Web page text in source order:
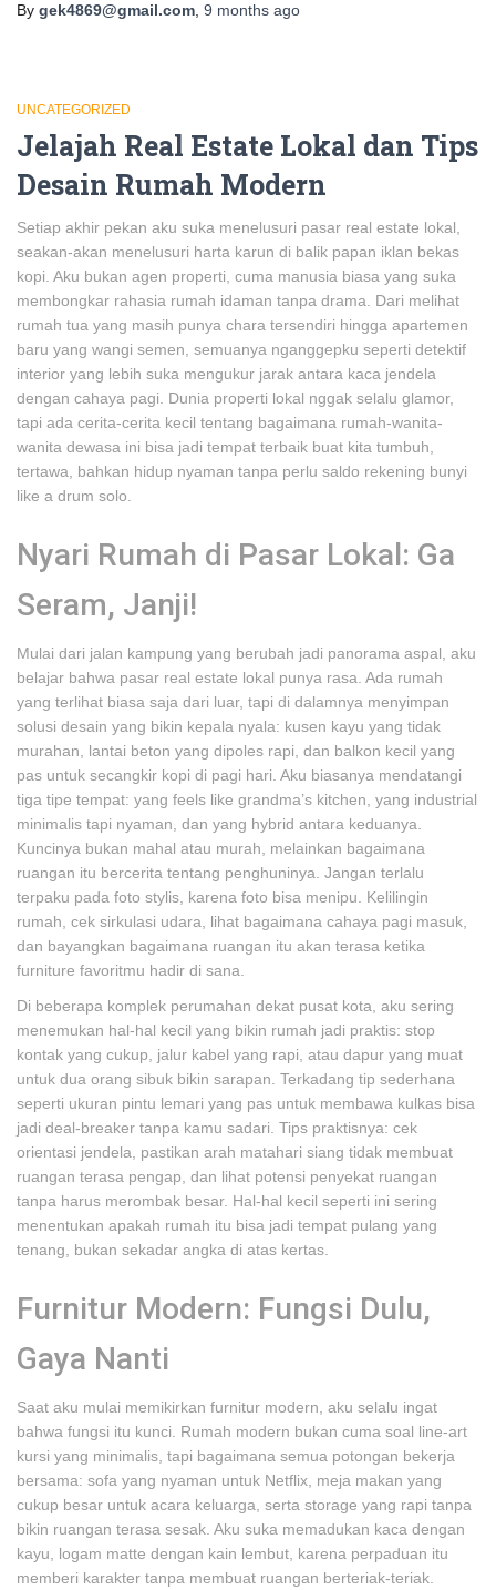
By gek4869@gmail.com 9 months ago
UNCATEGORIZED
Jelajah Real Estate Lokal dan Tips
Desain Rumah Modern
Setiap akhir pekan aku suka menelusuri pasar real estate lokal,
seakan-akan menelusuri harta karun di balik papan iklan bekas
kopi. Aku bukan agen properti, cuma manusia biasa yang suka
membongkar rahasia rumah idaman tanpa drama. Dari melihat
rumah tua yang masih punya chara tersendiri hingga apartemen
baru yang wangi semen, semuanya nganggepku seperti detektif
interior yang lebih suka mengukur jarak antara kaca jendela
dengan cahaya pagi. Dunia properti lokal nggak selalu glamor,
tapi ada cerita-cerita kecil tentang bagaimana rumah-wanita-
wanita dewasa ini bisa jadi tempat terbaik buat kita tumbuh,
tertawa, bahkan hidup nyaman tanpa perlu saldo rekening bunyi
like a drum solo.
Nyari Rumah di Pasar Lokal: Ga
Seram, Janji!
Mulai dari jalan kampung yang berubah jadi panorama aspal, aku
belajar bahwa pasar real estate lokal punya rasa. Ada rumah
yang terlihat biasa saja dari luar, tapi di dalamnya menyimpan
solusi desain yang bikin kepala nyala: kusen kayu yang tidak
murahan, lantai beton yang dipoles rapi, dan balkon kecil yang
pas untuk secangkir kopi di pagi hari. Aku biasanya mendatangi
tiga tipe tempat: yang feels like grandma’s kitchen, yang industrial
minimalis tapi nyaman, dan yang hybrid antara keduanya.
Kuncinya bukan mahal atau murah, melainkan bagaimana
ruangan itu bercerita tentang penghuninya. Jangan terlalu
terpaku pada foto stylis, karena foto bisa menipu. Kelilingin
rumah, cek sirkulasi udara, lihat bagaimana cahaya pagi masuk,
dan bayangkan bagaimana ruangan itu akan terasa ketika
furniture favoritmu hadir di sana.
Di beberapa komplek perumahan dekat pusat kota, aku sering
menemukan hal-hal kecil yang bikin rumah jadi praktis: stop
kontak yang cukup, jalur kabel yang rapi, atau dapur yang muat
untuk dua orang sibuk bikin sarapan. Terkadang tip sederhana
seperti ukuran pintu lemari yang pas untuk membawa kulkas bisa
jadi deal-breaker tanpa kamu sadari. Tips praktisnya: cek
orientasi jendela, pastikan arah matahari siang tidak membuat
ruangan terasa pengap, dan lihat potensi penyekat ruangan
tanpa harus merombak besar. Hal-hal kecil seperti ini sering
menentukan apakah rumah itu bisa jadi tempat pulang yang
tenang, bukan sekadar angka di atas kertas.
Furnitur Modern: Fungsi Dulu,
Gaya Nanti
Saat aku mulai memikirkan furnitur modern, aku selalu ingat
bahwa fungsi itu kunci. Rumah modern bukan cuma soal line-art
kursi yang minimalis, tapi bagaimana semua potongan bekerja
bersama: sofa yang nyaman untuk Netflix, meja makan yang
cukup besar untuk acara keluarga, serta storage yang rapi tanpa
bikin ruangan terasa sesak. Aku suka memadukan kaca dengan
kayu, logam matte dengan kain lembut, karena perpaduan itu
memberi karakter tanpa membuat ruangan berteriak-teriak.